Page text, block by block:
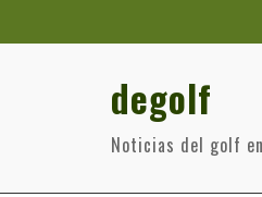
degolf
Noticias del golf en